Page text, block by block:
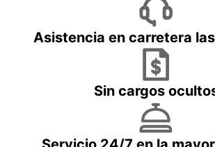
Asistencia en carretera
Sin cargos